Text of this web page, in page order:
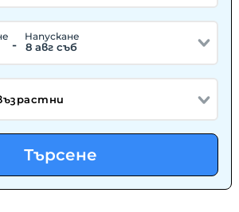
-
Hапускане
8 авг съб
Търсене